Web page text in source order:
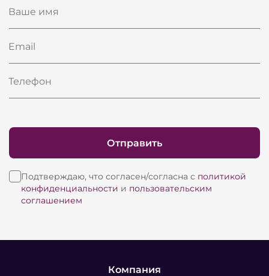
Ваше имя
Email
Телефон
Подтверждаю, что согласен/согласна с политикой
конфиденциальности и пользовательским
соглашением
Отправить
Компания